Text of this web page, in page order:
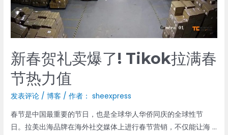
西
哥
营
指
南
新春贺礼卖爆了! Tikok拉满春
节热力值
发表评论 /博客 / 作者： sheexpress
春节是中国最重要的节日，也是全球华人华侨同庆的全球性节
日。拉美出海品牌在海外社交媒体上进行春节营销，不仅能让海 …